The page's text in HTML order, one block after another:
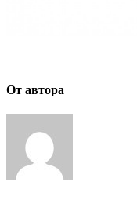
От автора